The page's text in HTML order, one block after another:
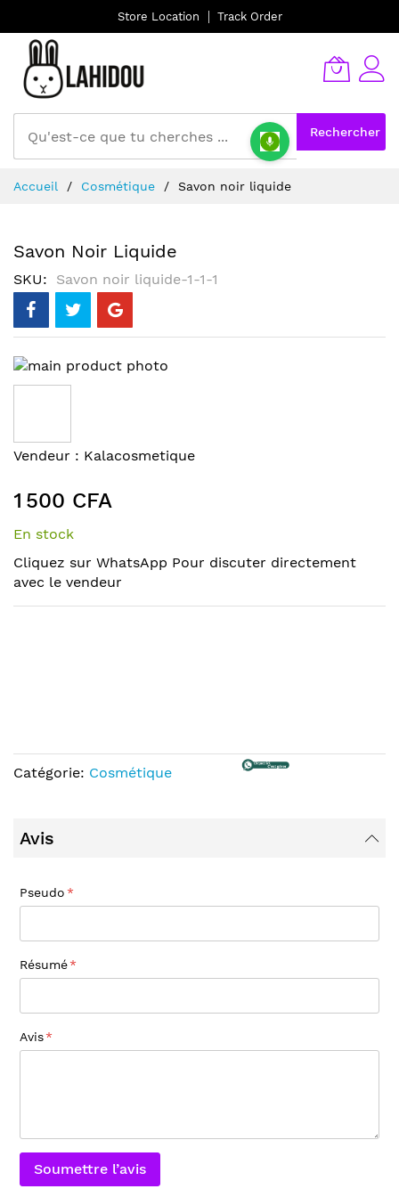
Store Location Track Order
Rechercher
au
Accueil Cosmétique Savon noir liquide
Savon Noir Liquide
SKU Savon noir liquide-1-1-1
Skip
to
of
the
gallery
Skip
the
beginning
of
images
gallery
Vendeur : Kalacosmetique
1 500 CFA
En stock
Cliquez sur WhatsApp Pour discuter directement
avec le vendeur
Catégorie: Cosmétique
Avis
Pseudo
Résumé
Avis
Soumettre l’avis